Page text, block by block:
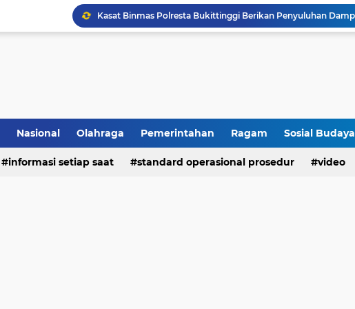
Nasional Olahraga Pemerintahan Ragam Sosial Budaya
informasi setiap saat standard operasional prosedur video